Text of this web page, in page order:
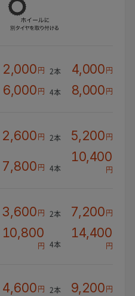
2,000円 2本 4,000円
6,000円 4本 8,000円
2,600円 2本 5,200円
7,800円 4本
10,400
円
3,600円 2本 7,200円
10,800
円 4本
14,400
円
4,600円 2本 9,200円